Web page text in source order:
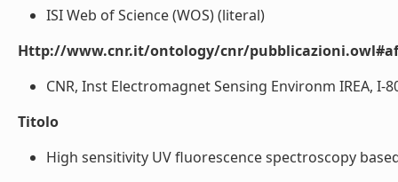
ISI Web of Science (WOS) (literal)
Http://www.cnr.it/ontology/cnr/
CNR, Inst Electromagnet Sensing Environm IREA, I-
Titolo
High sensitivity UV fluorescence spectroscopy